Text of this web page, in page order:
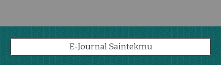
E-Journal Saintekmu